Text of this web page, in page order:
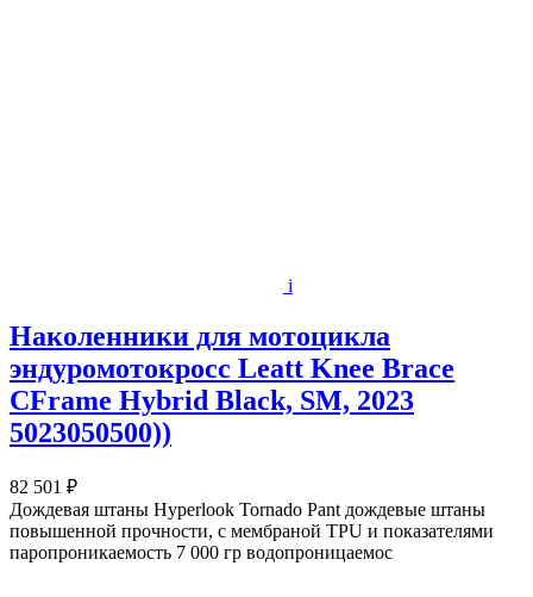
i
Наколенники для мотоцикла
эндуромотокросс Leatt Knee Brace
CFrame Hybrid Black, SM, 2023
5023050500))
82 501 ₽
Дождевая штаны Hyperlook Tornado Pant дождевые штаны
повышенной прочности, с мембраной TPU и показателями
паропроникаемость 7 000 гр водопроницаемос